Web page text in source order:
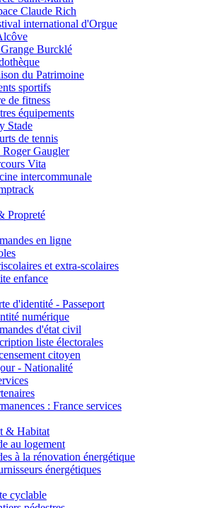
Claude Rich
international d'Orgue
Burcklé
du Patrimoine
sportifs
de fitness
équipements
Stade
de tennis
Roger Gaugler
Vita
intercommunale
Propreté
en ligne
et extra-scolaires
enfance
d'identité - Passeport
numérique
d'état civil
liste électorales
citoyen
- Nationalité
: France services
& Habitat
au logement
à la rénovation énergétique
énergétiques
cyclable